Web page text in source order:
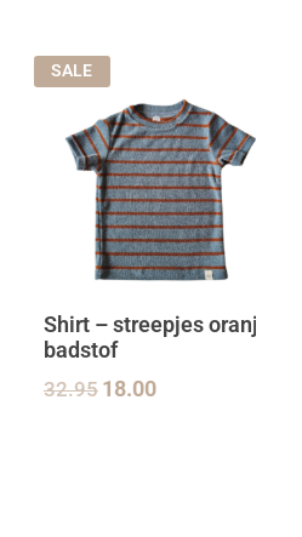
SALE
Shirt – streepjes oranje
badstof
32.95 18.00